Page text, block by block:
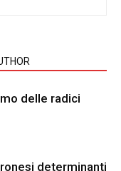
delle radici
determinanti